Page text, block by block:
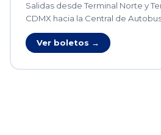
Salidas desde Terminal Norte y
CDMX hacia la Central de
Ver boletos →